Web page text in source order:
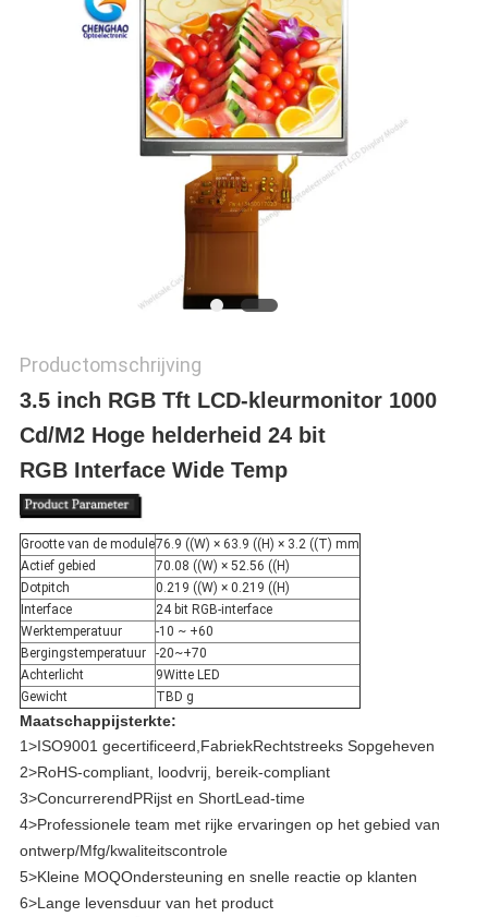
Productomschrijving
3.5 inch RGB Tft LCD-kleurmonitor 1000
Cd/M2 Hoge helderheid 24 bit
RGB Interface Wide Temp
Grootte van de module76.9 ((W) × 63.9 ((H) × 3.2 ((T) mm
Actief gebied
70.08 ((W) × 52.56 ((H)
Dotpitch
0.219 ((W) × 0.219 ((H)
Interface
24 bit RGB-interface
Werktemperatuur
-10 ~ +60
Bergingstemperatuur
-20~+70
Achterlicht
9Witte LED
Gewicht
TBD g
Maatschappijsterkte:
1>ISO9001 gecertificeerd,FabriekRechtstreeks Sopgeheven
2>RoHS-compliant, loodvrij, bereik-compliant
3>ConcurrerendPRijst en ShortLead-time
4>Professionele team met rijke ervaringen op het gebied van
ontwerp/Mfg/kwaliteitscontrole
5>Kleine MOQOndersteuning en snelle reactie op klanten
6>Lange levensduur van het product